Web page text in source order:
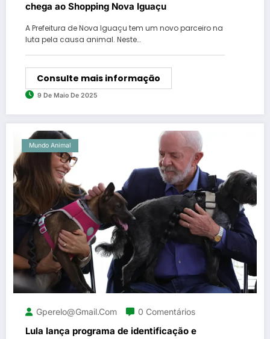
chega ao Shopping Nova Iguaçu
A Prefeitura de Nova Iguaçu tem um novo parceiro na
luta pela causa animal. Neste…
Consulte mais informação
9 De Maio De 2025
Mundo Animal
Gperelo@gmail.com 0 Comentários
Lula lança programa de identificação e